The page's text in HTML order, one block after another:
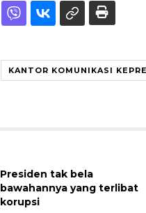
KANTOR KOMUNIKASI
Presiden tak bela
bawahannya yang terlibat
korupsi